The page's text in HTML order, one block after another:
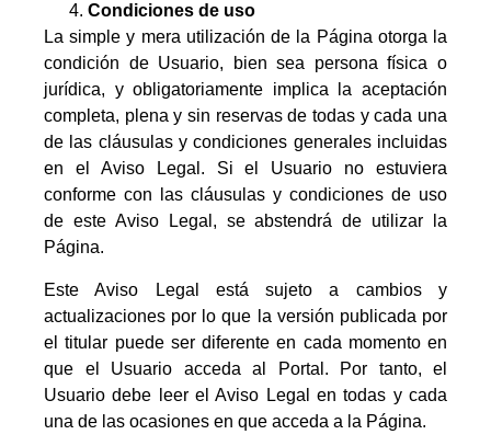
Condiciones de uso
La simple y mera utilización de la Página otorga la
condición de Usuario, bien sea persona física o
jurídica, y obligatoriamente implica la aceptación
completa, plena y sin reservas de todas y cada una
de las cláusulas y condiciones generales incluidas
en el Aviso Legal. Si el Usuario no estuviera
conforme con las cláusulas y condiciones de uso
de este Aviso Legal, se abstendrá de utilizar la
Página.
Este Aviso Legal está sujeto a cambios y
actualizaciones por lo que la versión publicada por
el titular puede ser diferente en cada momento en
que el Usuario acceda al Portal. Por tanto, el
Usuario debe leer el Aviso Legal en todas y cada
una de las ocasiones en que acceda a la Página.